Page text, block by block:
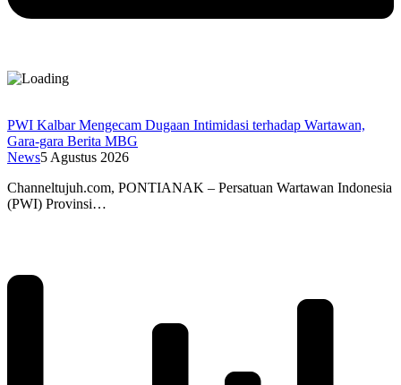
PWI Kalbar Mengecam Dugaan Intimidasi terhadap Wartawan,
Gara-gara Berita MBG
News5 Agustus 2026
Channeltujuh.com, PONTIANAK – Persatuan Wartawan Indonesia
(PWI) Provinsi…